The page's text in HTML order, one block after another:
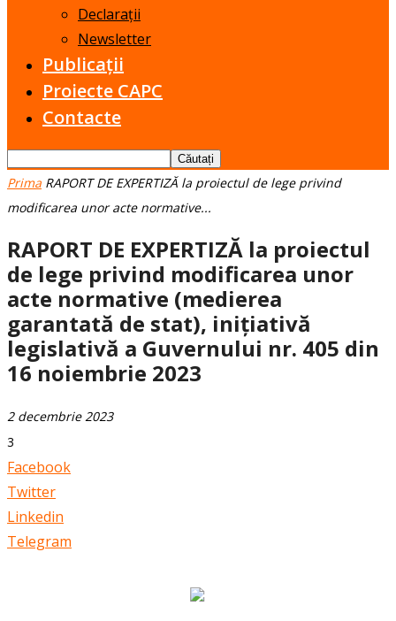
Declarații
Newsletter
Publicații
Proiecte CAPC
Contacte
Prima RAPORT DE EXPERTIZĂ la proiectul de lege privind
modificarea unor acte normative...
RAPORT DE EXPERTIZĂ la proiectul
de lege privind modificarea unor
acte normative (medierea
garantată de stat), inițiativă
legislativă a Guvernului nr. 405 din
16 noiembrie 2023
2 decembrie 2023
3
Facebook
Twitter
Linkedin
Telegram